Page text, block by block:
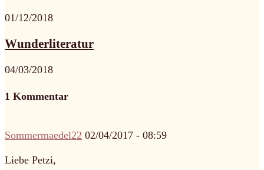
01/12/2018
Wunderliteratur
04/03/2018
1 Kommentar
Sommermaedel22 02/04/2017 - 08:59
Liebe Petzi,